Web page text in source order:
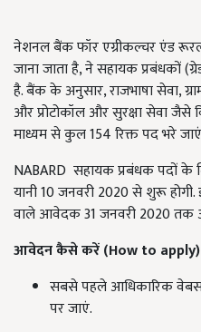
नेशनल बैंक फॉर एग्रीकल्चर एंड
जाना जाता है, ने सहायक प्रबंधकों
है. बैंक के अनुसार, राजभाषा सेवा,
और प्रोटोकॉल और सुरक्षा सेवा जैसे
माध्यम से कुल 154 रिक्त पद भरे
NABARD सहायक प्रबंधक पदों के
यानी 10 जनवरी 2020 से शुरू होगी.
वाले आवेदक 31 जनवरी 2020
आवेदन कैसे करें (Howto apply)
सबसे पहले आधिकारिक
पर जाएं.